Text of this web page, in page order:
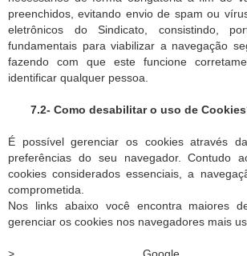
preenchidos, evitando envio de spam ou
eletrônicos do Sindicato, consistindo,
fundamentais para viabilizar a navegação
fazendo com que este funcione
identificar qualquer pessoa.
7.2- Como desabilitar o uso de
É possível gerenciar os cookies através
preferências do seu navegador. Contudo
cookies considerados essenciais, a
comprometida.
Nos links abaixo você encontra maiores
gerenciar os cookies nos navegadores mais